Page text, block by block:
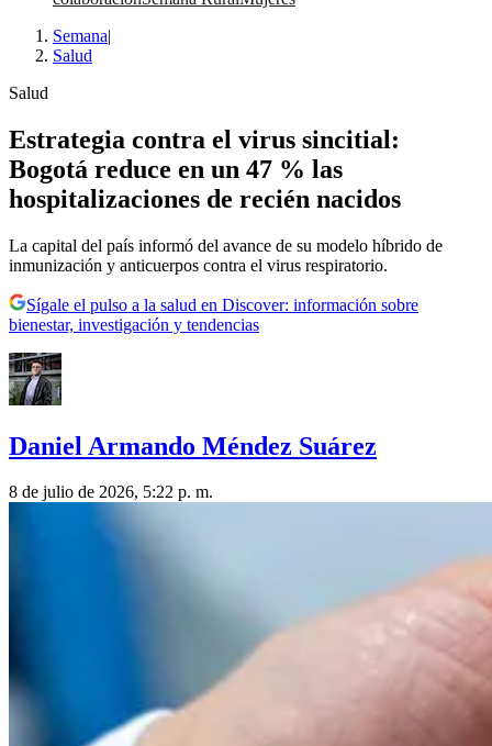
Semana|
Salud
Salud
Estrategia contra el virus sincitial:
Bogotá reduce en un 47 % las
hospitalizaciones de recién nacidos
La capital del país informó del avance de su modelo híbrido de
inmunización y anticuerpos contra el virus respiratorio.
Sígale el pulso a la salud en Discover: información sobre
bienestar, investigación y tendencias
Daniel Armando Méndez Suárez
8 de julio de 2026, 5:22 p. m.